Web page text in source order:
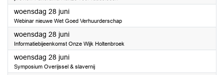
woensdag 28 juni2023
Webinar nieuwe Wet Goed Verhuurderschap
woensdag 28 juni2023
Informatiebijeenkomst Onze Wijk Holtenbroek
woensdag 28 juni2023
Symposium Overijssel & slavernij